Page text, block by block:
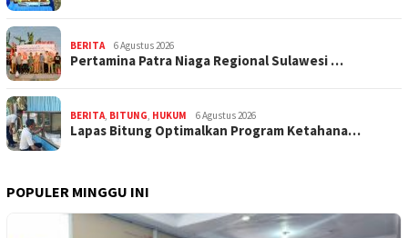
BERITA 6 Agustus 2026
Pertamina Patra Niaga Regional Sulawesi …
BERITA BITUNG HUKUM 6 Agustus 2026
Lapas Bitung Optimalkan Program Ketahana…
POPULER MINGGU INI